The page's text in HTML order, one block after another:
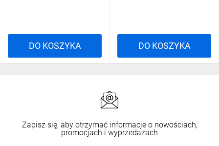
DO KOSZYKA DO KOSZYKA
Zapisz się, aby otrzymać informacje o nowościach,
promocjach i wyprzedażach